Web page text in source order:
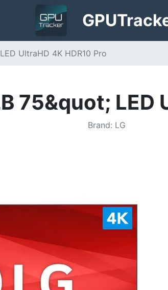
GPU
UltraHD 4K HDR10 Pro
75&quot; LED
Brand: LG